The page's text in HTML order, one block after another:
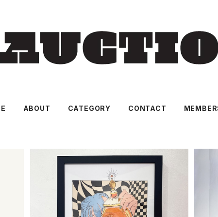
ABOUT CATEGORY CONTACT